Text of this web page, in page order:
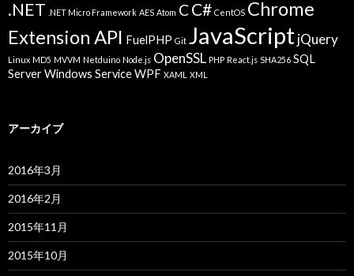
.NET .NET Micro Framework AES Atom CC# CentOS Chrome
Extension API FuelPHP Git JavaScriptjQuery
Linux MD5 MVVM Netduino Node.js OpenSSL PHP React.js SHA256 SQL
ServerWindows ServiceWPF XAML XML
アーカイブ
2016年3月
2016年2月
2015年11月
2015年10月